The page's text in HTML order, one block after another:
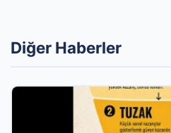
Diğer Haberler